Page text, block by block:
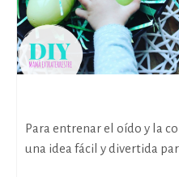
Para entrenar el oído y la
una idea fácil y divertida